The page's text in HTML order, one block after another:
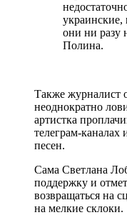
украинские,
они ни разу
Полина.
Также журналист
неоднократно
артистка
телеграм-каналах
песен.
Сама Светлана
поддержку и
возвращаться на
на мелкие склоки.